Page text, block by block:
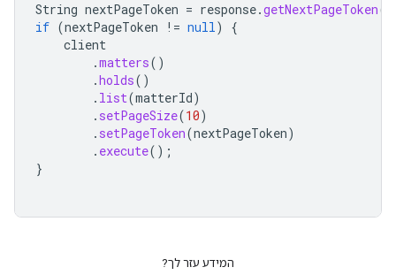
String nextPageToken = response.getNextPageToken
if (nextPageToken != null)
{
client
.matters()
.holds()
. list(matterId)
. setPageSize(10)
. setPageToken(nextPageToken)
. execute();
}
המידע עזר לך?